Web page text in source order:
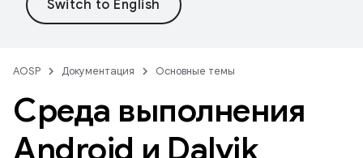
AOSP Документация Основные темы
Среда выполнения
Android и Dalvik